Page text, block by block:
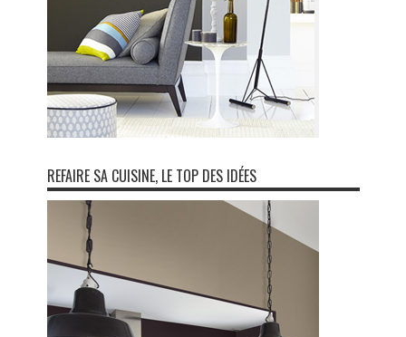
REFAIRE SA CUISINE, LE TOP DES IDÉES